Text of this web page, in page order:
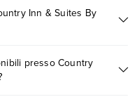
Sparta, Wi. Scoprile
Inn & Suites By
(per es. date, condizioni
compila il motore di
presso Country